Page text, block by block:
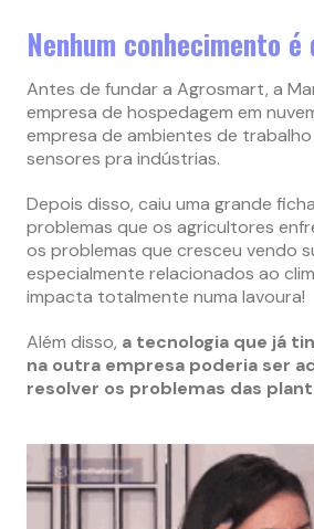
Nenhum conhecimento é
Antes de fundar a Agrosmart, a
empresa de hospedagem em
empresa de ambientes de trabalho
sensores pra indústrias.
Depois disso, caiu uma grande
problemas que os agricultores
os problemas que cresceu vendo
especialmente relacionados ao
impacta totalmente numa lavoura!
Além disso, a tecnologia que já
na outra empresa poderia ser
resolver os problemas das